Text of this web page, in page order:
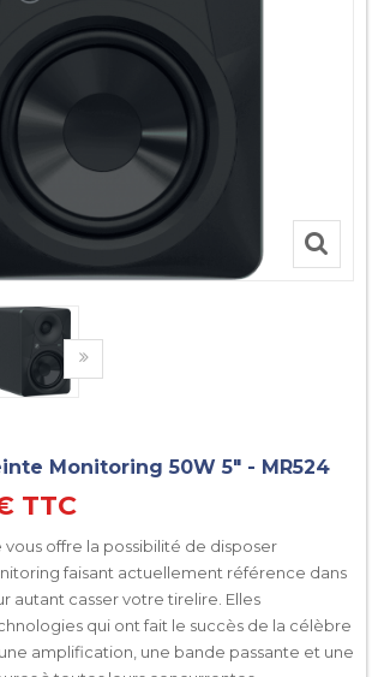
Monitoring 50W 5" - MR524
TTC
vous offre la possibilité de disposer
faisant actuellement référence dans
autant casser votre tirelire. Elles
qui ont fait le succès de la célèbre
amplification, une bande passante et une